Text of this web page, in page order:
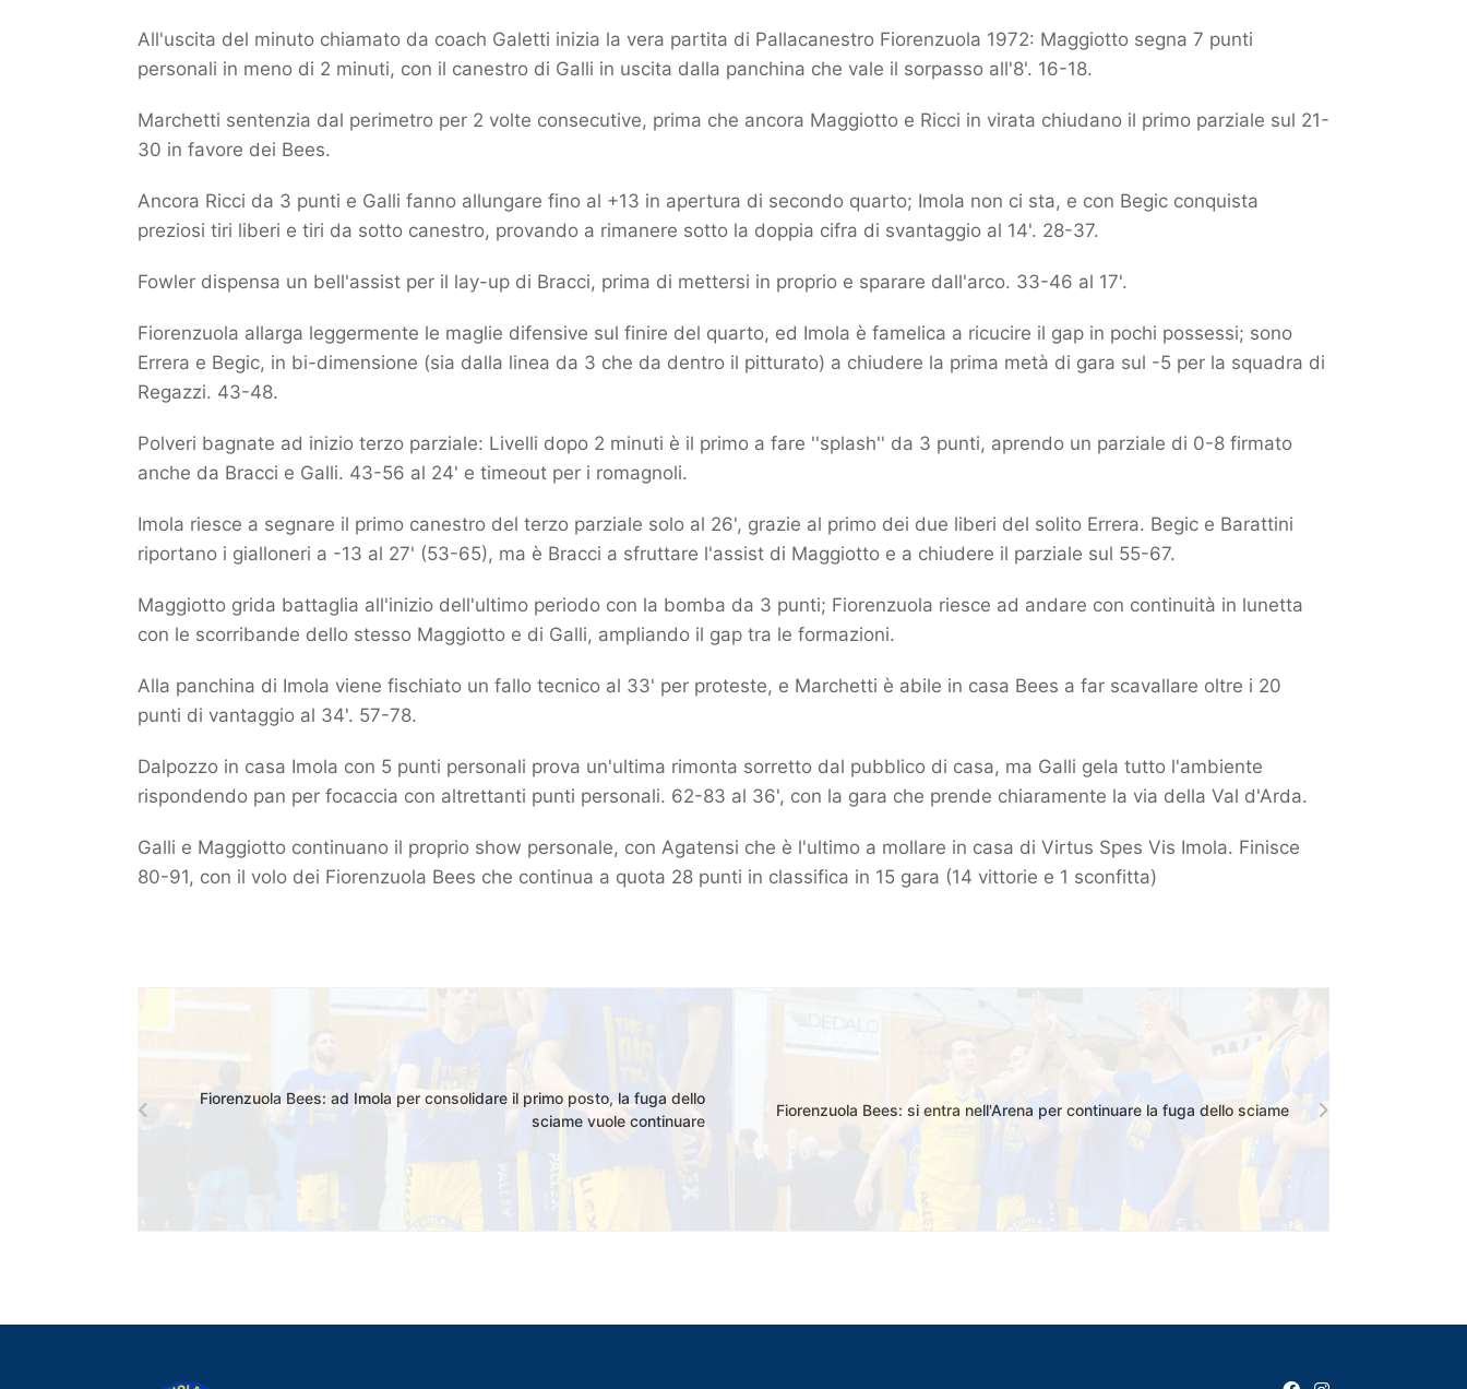
All'uscita del minuto chiamato da coach Galetti inizia la vera partita di Pallacanestro Fiorenzuola 1972: Maggiotto segna 7 punti
personali in meno di 2 minuti, con il canestro di Galli in uscita dalla panchina che vale il sorpasso all'8'. 16-18.
Marchetti sentenzia dal perimetro per 2 volte consecutive, prima che ancora Maggiotto e Ricci in virata chiudano il primo parziale sul 21-
30 in favore dei Bees.
Ancora Ricci da 3 punti e Galli fanno allungare fino al +13 in apertura di secondo quarto; Imola non ci sta, e con Begic conquista
preziosi tiri liberi e tiri da sotto canestro, provando a rimanere sotto la doppia cifra di svantaggio al 14'. 28-37.
Fowler dispensa un bell'assist per il lay-up di Bracci, prima di mettersi in proprio e sparare dall'arco. 33-46 al 17'.
Fiorenzuola allarga leggermente le maglie difensive sul finire del quarto, ed Imola è famelica a ricucire il gap in pochi possessi; sono
Errera e Begic, in bi-dimensione (sia dalla linea da 3 che da dentro il pitturato) a chiudere la prima metà di gara sul -5 per la squadra di
Regazzi. 43-48.
Polveri bagnate ad inizio terzo parziale: Livelli dopo 2 minuti è il primo a fare ''splash'' da 3 punti, aprendo un parziale di 0-8 firmato
anche da Bracci e Galli. 43-56 al 24' e timeout per i romagnoli.
Imola riesce a segnare il primo canestro del terzo parziale solo al 26', grazie al primo dei due liberi del solito Errera. Begic e Barattini
riportano i gialloneri a -13 al 27' (53-65), ma è Bracci a sfruttare l'assist di Maggiotto e a chiudere il parziale sul 55-67.
Maggiotto grida battaglia all'inizio dell'ultimo periodo con la bomba da 3 punti; Fiorenzuola riesce ad andare con continuità in lunetta
con le scorribande dello stesso Maggiotto e di Galli, ampliando il gap tra le formazioni.
Alla panchina di Imola viene fischiato un fallo tecnico al 33' per proteste, e Marchetti è abile in casa Bees a far scavallare oltre i 20
punti di vantaggio al 34'. 57-78.
Dalpozzo in casa Imola con 5 punti personali prova un'ultima rimonta sorretto dal pubblico di casa, ma Galli gela tutto l'ambiente
rispondendo pan per focaccia con altrettanti punti personali. 62-83 al 36', con la gara che prende chiaramente la via della Val d'Arda.
Galli e Maggiotto continuano il proprio show personale, con Agatensi che è l'ultimo a mollare in casa di Virtus Spes Vis Imola. Finisce
80-91, con il volo dei Fiorenzuola Bees che continua a quota 28 punti in classifica in 15 gara (14 vittorie e 1 sconfitta)
Fiorenzuola Bees: ad Imola per consolidare il primo posto, la fuga dello
sciame vuole continuare
Fiorenzuola Bees: si entra nell'Arena per continuare la fuga dello sciame